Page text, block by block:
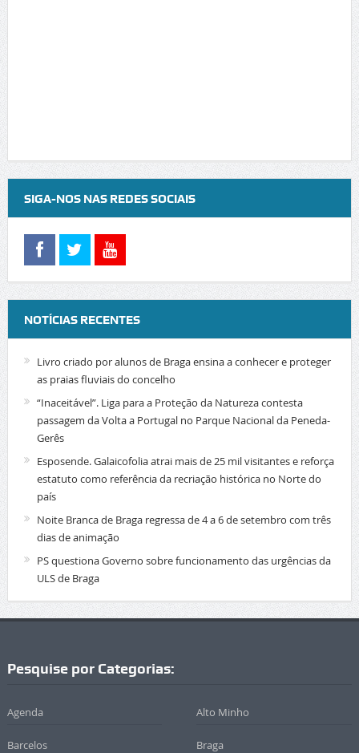
SIGA-NOS NAS REDES SOCIAIS
NOTÍCIAS RECENTES
Livro criado por alunos de Braga ensina a conhecer e proteger
as praias fluviais do concelho
“Inaceitável”. Liga para a Proteção da Natureza contesta
passagem da Volta a Portugal no Parque Nacional da Peneda-
Gerês
Esposende. Galaicofolia atrai mais de 25 mil visitantes e reforça
estatuto como referência da recriação histórica no Norte do
país
Noite Branca de Braga regressa de 4 a 6 de setembro com três
dias de animação
PS questiona Governo sobre funcionamento das urgências da
ULS de Braga
Pesquise por Categorias:
Agenda Alto Minho
Barcelos Braga